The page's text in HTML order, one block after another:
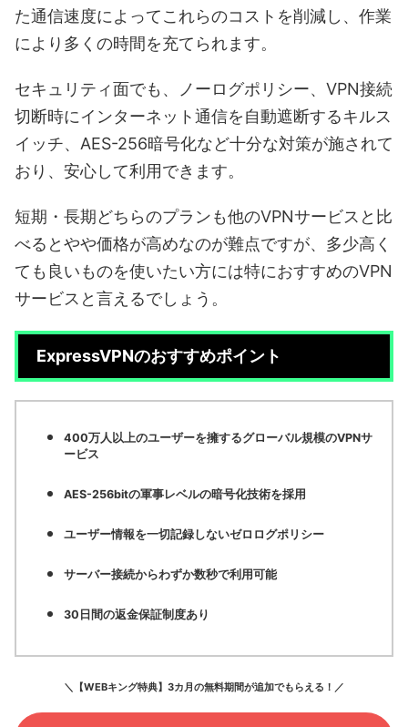
た通信速度によってこれらのコストを削減し、作業
により多くの時間を充てられます。
セキュリティ面でも、ノーログポリシー、VPN接続
切断時にインターネット通信を自動遮断するキルス
イッチ、AES-256暗号化など十分な対策が施されて
おり、安心して利用できます。
短期・長期どちらのプランも他のVPNサービスと比
べるとやや価格が高めなのが難点ですが、多少高く
ても良いものを使いたい方には特におすすめのVPN
サービスと言えるでしょう。
ExpressVPNのおすすめポイント
400万人以上のユーザーを擁するグローバル規模のVPNサ
ービス
AES-256bitの軍事レベルの暗号化技術を採用
ユーザー情報を一切記録しないゼロログポリシー
サーバー接続からわずか数秒で利用可能
30日間の返金保証制度あり
＼【WEBキング特典】3カ月の無料期間が追加でもらえる！／